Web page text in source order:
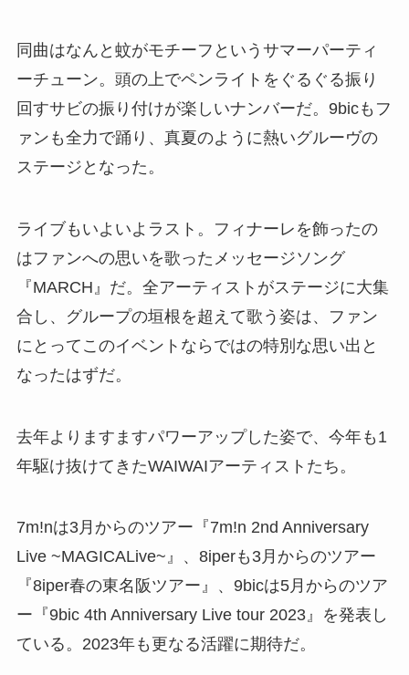
同曲はなんと蚊がモチーフというサマーパーティ
ーチューン。頭の上でペンライトをぐるぐる振り
回すサビの振り付けが楽しいナンバーだ。9bicもフ
ァンも全力で踊り、真夏のように熱いグルーヴの
ステージとなった。
ライブもいよいよラスト。フィナーレを飾ったの
はファンへの思いを歌ったメッセージソング
『MARCH』だ。全アーティストがステージに大集
合し、グループの垣根を超えて歌う姿は、ファン
にとってこのイベントならではの特別な思い出と
なったはずだ。
去年よりますますパワーアップした姿で、今年も1
年駆け抜けてきたWAIWAIアーティストたち。
7m!nは3月からのツアー『7m!n 2nd Anniversary
Live ~MAGICALive~』、8iperも3月からのツアー
『8iper春の東名阪ツアー』、9bicは5月からのツア
ー『9bic 4th Anniversary Live tour 2023』を発表し
ている。2023年も更なる活躍に期待だ。